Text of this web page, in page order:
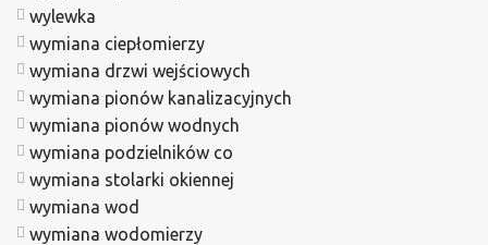
wylewka
wymiana ciepłomierzy
wymiana drzwi wejściowych
wymiana pionów kanalizacyjnych
wymiana pionów wodnych
wymiana podzielników co
wymiana stolarki okiennej
wymiana wod
wymiana wodomierzy